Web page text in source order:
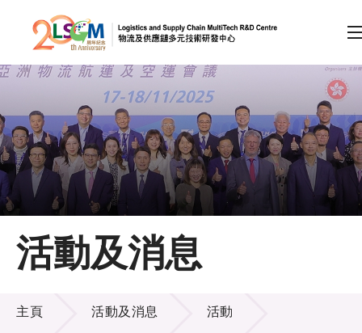
跳到內容（按回車鍵）
會員登入
A A EN 繁 简
主頁
關於LSCM
技術商品化
活動及消息
活動及消息
主頁 活動及消息 活動